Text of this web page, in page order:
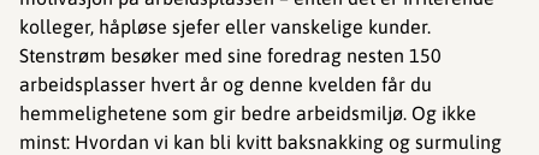
kolleger, håpløse sjefer eller vanskelige kunder.
Stenstrøm besøker med sine foredrag nesten 150
arbeidsplasser hvert år og denne kvelden får du
hemmelighetene som gir bedre arbeidsmiljø. Og ikke
minst: Hvordan vi kan bli kvitt baksnakking og surmuling